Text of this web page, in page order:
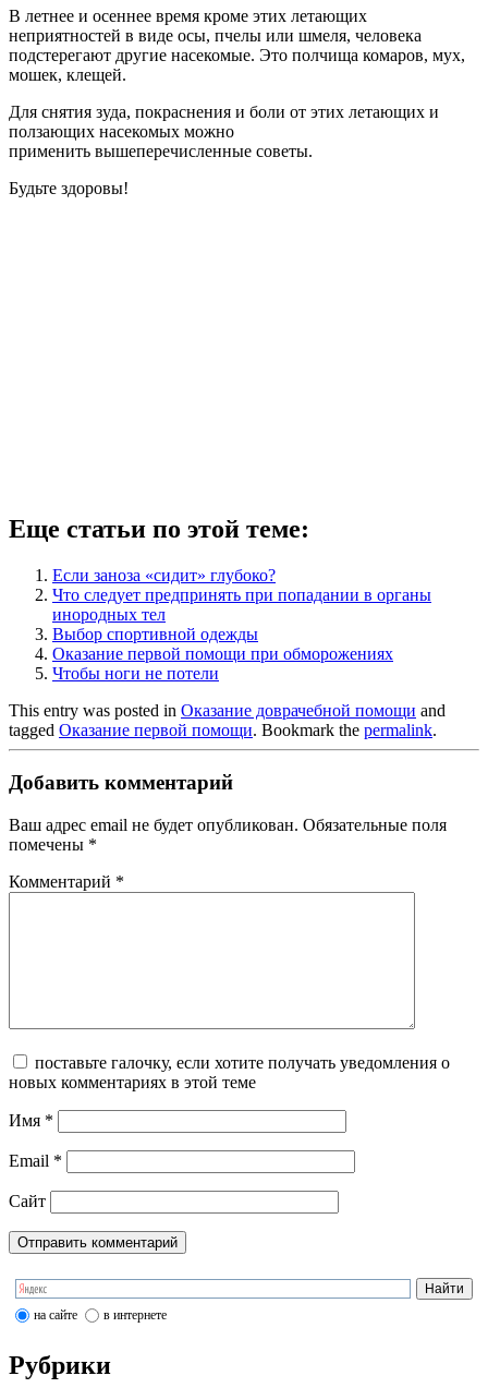
В летнее и осеннее время кроме этих летающих
неприятностей в виде осы, пчелы или шмеля, человека
подстерегают другие насекомые. Это полчища комаров, мух,
мошек, клещей.
Для снятия зуда, покраснения и боли от этих летающих и
ползающих насекомых можно
применить вышеперечисленные советы.
Будьте здоровы!
Еще статьи по этой теме:
Если заноза «сидит» глубоко?
Что следует предпринять при попадании в органы
инородных тел
Выбор спортивной одежды
Оказание первой помощи при обморожениях
Чтобы ноги не потели
This entry was posted in Оказание доврачебной помощи and
tagged Оказание первой помощи. Bookmark the permalink.
Добавить комментарий
Ваш адрес email не будет опубликован. Обязательные поля
помечены *
Комментарий *
поставьте галочку, если хотите получать уведомления о
новых комментариях в этой теме
Имя *
Email *
Сайт
на сайте в интернете
Рубрики